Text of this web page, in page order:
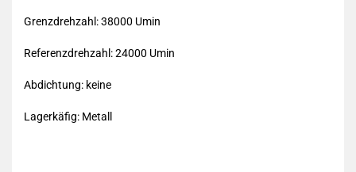
Grenzdrehzahl: 38000 Umin
Referenzdrehzahl: 24000 Umin
Abdichtung: keine
Lagerkäfig: Metall